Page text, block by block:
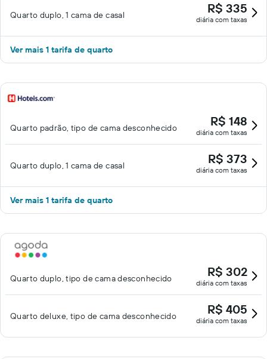
Quarto duplo, 1 cama de casal R$ 335
diária com taxas
Ver mais 1 tarifa de quarto
Quarto padrão, tipo de cama desconhecido R$ 148
diária com taxas
Quarto duplo, 1 cama de casal R$ 373
diária com taxas
Ver mais 1 tarifa de quarto
Quarto duplo, tipo de cama desconhecido R$ 302
diária com taxas
Quarto deluxe, tipo de cama desconhecido R$ 405
diária com taxas